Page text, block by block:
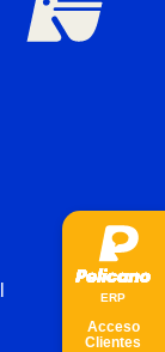
ERP
Acceso
Clientes